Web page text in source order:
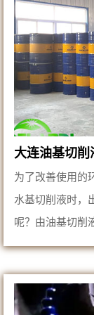
大连油基切
为了改善使用的
水基切削液时，
呢？由油基切削